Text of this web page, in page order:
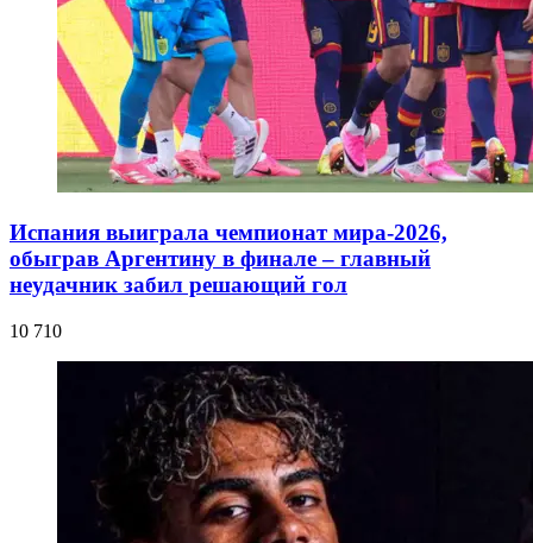
Испания выиграла чемпионат мира-2026,
обыграв Аргентину в финале – главный
неудачник забил решающий гол
10 710